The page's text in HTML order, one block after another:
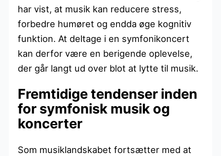
har vist, at musik kan reducere stress,
forbedre humøret og endda øge kognitiv
funktion. At deltage i en symfonikoncert
kan derfor være en berigende oplevelse,
der går langt ud over blot at lytte til musik.
Fremtidige tendenser inden
for symfonisk musik og
koncerter
Som musiklandskabet fortsætter med at